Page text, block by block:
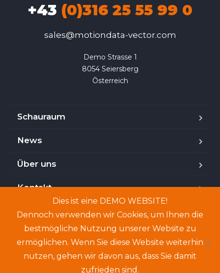
+43 (0)316 25 55 99 0
sales@motiondata-vector.com
Demo Strasse 1
8054 Seiersberg
Österreich
Schauraum
News
Über uns
Kontakt
Copyright © 2024. Demo-Website. Genannte Personen
und Angebote sind frei erfunden.
Dies ist eine DEMO WEBSITE!
Dennoch verwenden wir Cookies, um Ihnen die
bestmögliche Nutzung unserer Website zu
ermöglichen. Wenn Sie diese Website weiterhin
nutzen, gehen wir davon aus, dass Sie damit
zufrieden sind.